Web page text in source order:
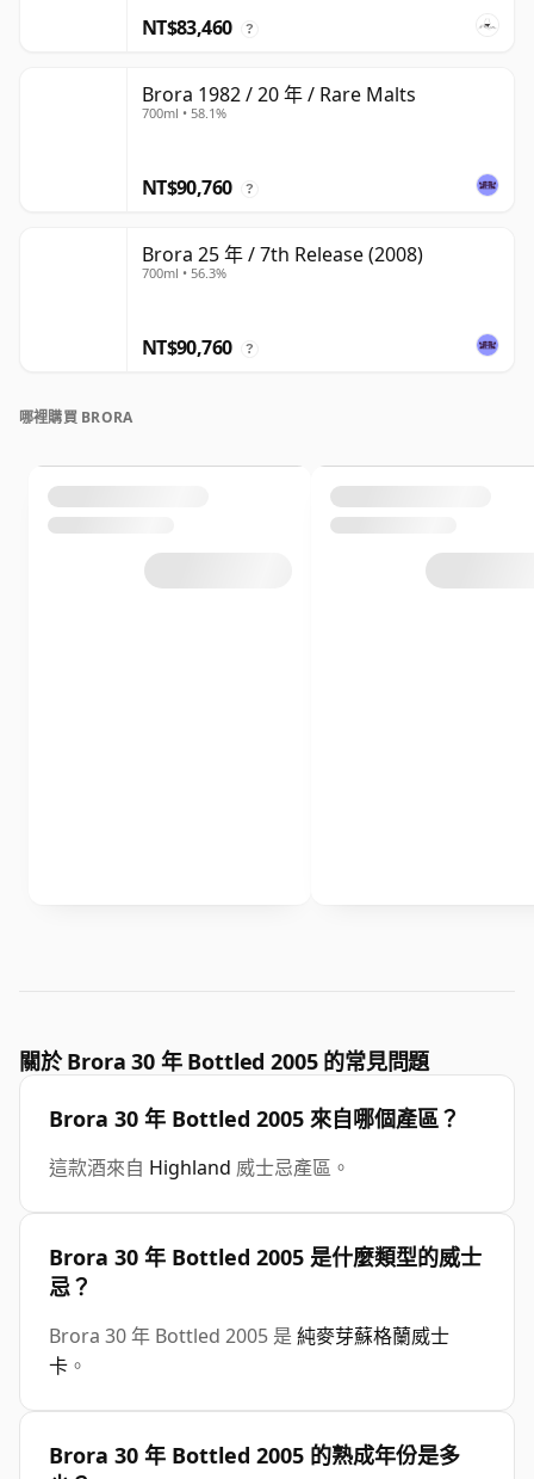
NT$83,460 ?
Brora 1982 / 20 年 / Rare Malts
700ml • 58.1%
NT$90,760 ?
Brora 25 年 / 7th Release (2008)
700ml • 56.3%
NT$90,760 ?
哪裡購買 BRORA
關於 Brora 30 年 Bottled 2005 的常見問題
Brora 30 年 Bottled 2005 來自哪個產區？
這款酒來自 Highland 威士忌產區。
Brora 30 年 Bottled 2005 是什麼類型的威士
忌？
Brora 30 年 Bottled 2005 是 純麥芽蘇格蘭威士
卡 。
Brora 30 年 Bottled 2005 的熟成年份是多